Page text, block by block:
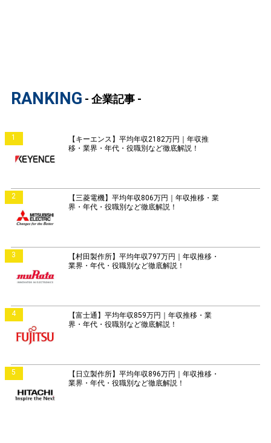
RANKING - 企業記事 -
1
【キーエンス】平均年収2182万円｜年収推
移・業界・年代・役職別など徹底解説！
2
【三菱電機】平均年収806万円｜年収推移・業
界・年代・役職別など徹底解説！
3
【村田製作所】平均年収797万円｜年収推移・
業界・年代・役職別など徹底解説！
4
【富士通】平均年収859万円｜年収推移・業
界・年代・役職別など徹底解説！
5
【日立製作所】平均年収896万円｜年収推移・
業界・年代・役職別など徹底解説！